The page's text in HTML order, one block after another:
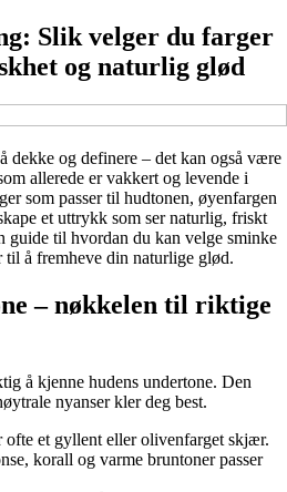
Slik velger du farger
og naturlig glød
dekke og definere – det kan også være
allerede er vakkert og levende i
som passer til hudtonen, øyenfargen
et uttrykk som ser naturlig, friskt
guide til hvordan du kan velge sminke
å fremheve din naturlige glød.
– nøkkelen til riktige
å kjenne hudens undertone. Den
nyanser kler deg best.
ofte et gyllent eller olivenfarget skjær.
korall og varme bruntoner passer